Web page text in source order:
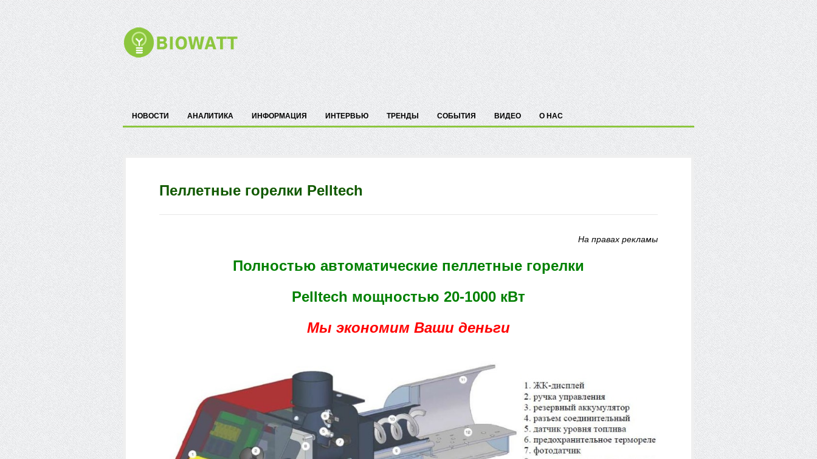
НОВОСТИ АНАЛИТИКА ИНФОРМАЦИЯ ИНТЕРВЬЮ ТРЕНДЫ СОБЫТИЯ ВИДЕО О НАС
Пеллетные горелки Pelltech
На правах рекламы
Полностью автоматические пеллетные горелки
Pelltech мощностью 20-1000 кВт
Мы экономим Ваши деньги